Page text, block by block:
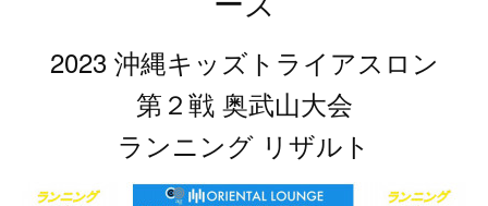
2023 沖縄キッズトライアスロン
第２戦 奥武山大会
ランニング リザルト